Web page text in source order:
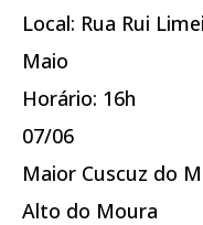
Local: Rua Rui
Maio
Horário: 16h
07/06
Maior Cuscuz do
Alto do Moura